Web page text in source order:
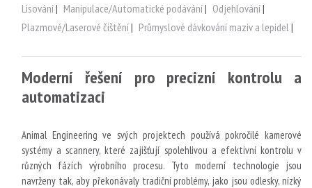
Lisování| Manipulace/Automatické podávání| Odjehlování|
Plazmové/Laserové čištění| Průmyslové dávkování maziv a lepidel |
Moderní řešení pro precizní kontrolu a
automatizaci
Animal Engineering ve svých projektech používá pokročilé kamerové
systémy a scannery, které zajišťují spolehlivou a efektivní kontrolu v
různých fázích výrobního procesu. Tyto moderní technologie jsou
navrženy tak, aby překonávaly tradiční problémy, jako jsou odlesky, nízký